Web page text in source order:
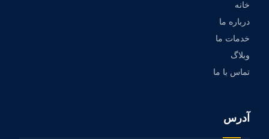
خانه
درباره ما
خدمات ما
وبلاگ
تماس با ما
آدرس